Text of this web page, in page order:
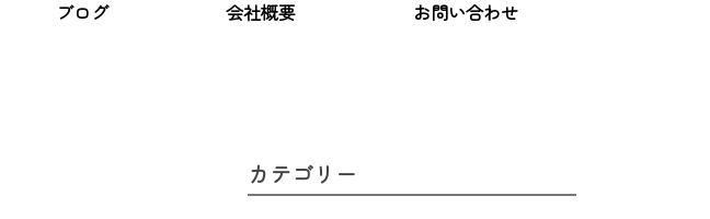
ブログ 会社概要 お問い合わせ
カテゴリー